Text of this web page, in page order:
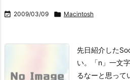
 2009/03/09  Macintosh
先日紹介した
い。「n」一文
るなーと思って